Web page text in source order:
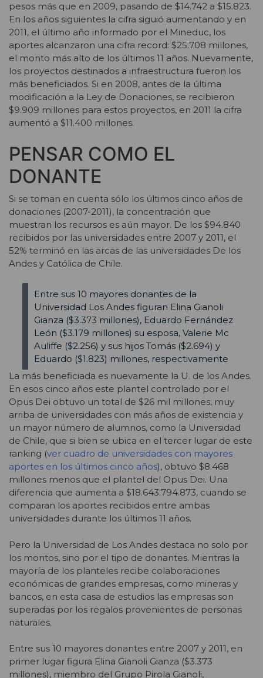
pesos más que en 2009, pasando de $14.742 a $15.823.
En los años siguientes la cifra siguió aumentando y en
2011, el último año informado por el Mineduc, los
aportes alcanzaron una cifra record: $25.708 millones,
el monto más alto de los últimos 11 años. Nuevamente,
los proyectos destinados a infraestructura fueron los
más beneficiados. Si en 2008, antes de la última
modificación a la Ley de Donaciones, se recibieron
$9.909 millones para estos proyectos, en 2011 la cifra
aumentó a $11.400 millones.
PENSAR COMO EL
DONANTE
Si se toman en cuenta sólo los últimos cinco años de
donaciones (2007-2011), la concentración que
muestran los recursos es aún mayor. De los $94.840
recibidos por las universidades entre 2007 y 2011, el
52% terminó en las arcas de las universidades De los
Andes y Católica de Chile.
Entre sus 10 mayores donantes de la
Universidad Los Andes figuran Elina Gianoli
Gianza ($3.373 millones), Eduardo Fernández
León ($3.179 millones) su esposa, Valerie Mc
Auliffe ($2.256) y sus hijos Tomás ($2.694) y
Eduardo ($1.823) millones, respectivamente
La más beneficiada es nuevamente la U. de los Andes.
En esos cinco años este plantel controlado por el
Opus Dei obtuvo un total de $26 mil millones, muy
arriba de universidades con más años de existencia y
un mayor número de alumnos, como la Universidad
de Chile, que si bien se ubica en el tercer lugar de este
ranking (ver cuadro de universidades con mayores
aportes en los últimos cinco años), obtuvo $8.468
millones menos que el plantel del Opus Dei. Una
diferencia que aumenta a $18.643.794.873, cuando se
comparan los aportes recibidos entre ambas
universidades durante los últimos 11 años.
Pero la Universidad de Los Andes destaca no solo por
los montos, sino por el tipo de donantes. Mientras la
mayoría de los planteles recibe colaboraciones
económicas de grandes empresas, como mineras y
bancos, en esta casa de estudios las empresas son
superadas por los regalos provenientes de personas
naturales.
Entre sus 10 mayores donantes entre 2007 y 2011, en
primer lugar figura Elina Gianoli Gianza ($3.373
millones), miembro del Grupo Pirola Gianoli,